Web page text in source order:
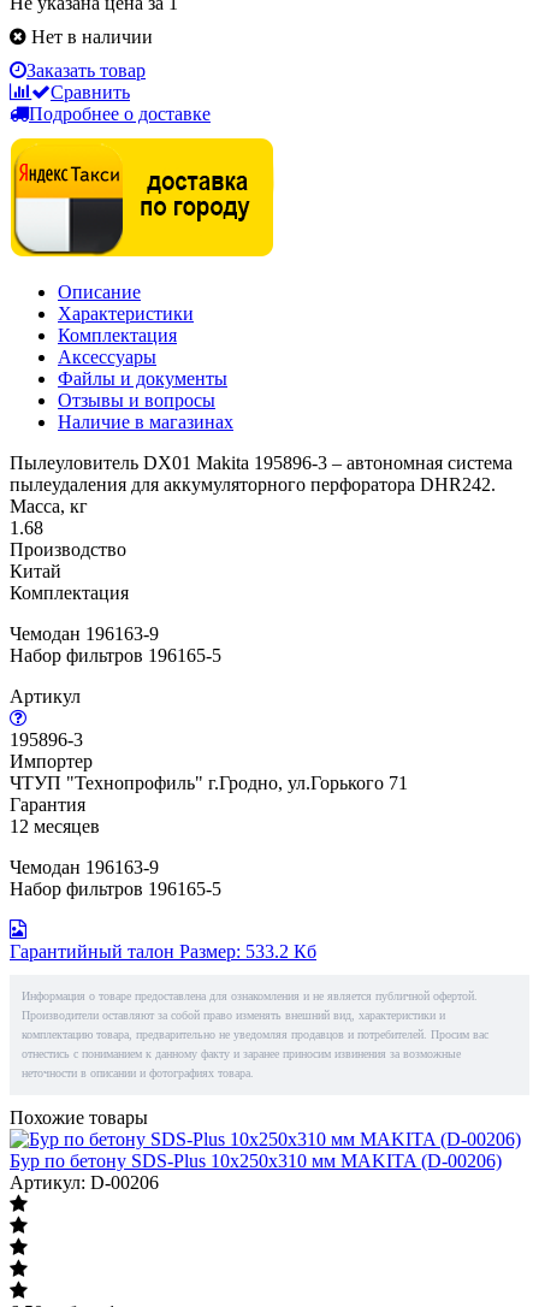
Нет в наличии
Заказать товар
Сравнить
Подробнее о доставке
Описание
Характеристики
Комплектация
Аксессуары
Файлы и документы
Отзывы и вопросы
Наличие в магазинах
Пылеуловитель DX01 Makita 195896-3 – автономная система
пылеудаления для аккумуляторного перфоратора DHR242.
Масса, кг
1.68
Производство
Китай
Комплектация
Чемодан 196163-9
Набор фильтров 196165-5
Артикул
195896-3
Импортер
ЧТУП "Технопрофиль" г.Гродно, ул.Горького 71
Гарантия
12 месяцев
Чемодан 196163-9
Набор фильтров 196165-5
Гарантийный талон Размер: 533.2 Кб
Информация о товаре предоставлена для ознакомления и не является публичной офертой.
Производители оставляют за собой право изменять внешний вид, характеристики и
комплектацию товара, предварительно не уведомляя продавцов и потребителей. Просим вас
отнестись с пониманием к данному факту и заранее приносим извинения за возможные
неточности в описании и фотографиях товара.
Похожие товары
Бур по бетону SDS-Plus 10х250х310 мм MAKITA (D-00206)
Артикул: D-00206